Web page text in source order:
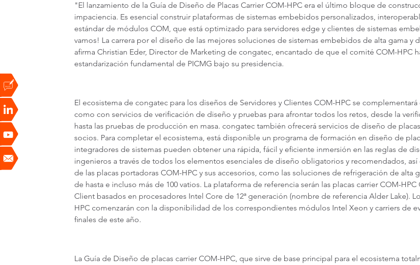
"El lanzamiento de la Guía de Diseño de Placas Carrier COM-HPC era el último bloque de
impaciencia. Es esencial construir plataformas de sistemas embebidos personalizados,
estándar de módulos COM, que está optimizado para servidores edge y clientes de sistemas
vamos! La carrera por el diseño de las mejores soluciones de sistemas embebidos de alta gama
afirma Christian Eder, Director de Marketing de congatec, encantado de que el comité COM-HPC
estandarización fundamental de PICMG bajo su presidencia.
El ecosistema de congatec para los diseños de Servidores y Clientes COM-HPC se
como con servicios de verificación de diseño y pruebas para afrontar todos los retos, desde la
hasta las pruebas de producción en masa. congatec también ofrecerá servicios de diseño de
socios. Para completar el ecosistema, está disponible un programa de formación en diseño de
integradores de sistemas pueden obtener una rápida, fácil y eficiente inmersión en las reglas de
ingenieros a través de todos los elementos esenciales de diseño obligatorios y recomendados,
de las placas portadoras COM-HPC y sus accesorios, como las soluciones de refrigeración de alta
de hasta e incluso más de 100 vatios. La plataforma de referencia serán las placas carrier COM-
Client basados en procesadores Intel Core de 12ª generación (nombre de referencia Alder Lake).
HPC comenzarán con la disponibilidad de los correspondientes módulos Intel Xeon y carriers de
finales de este año.
La Guía de Diseño de placas carrier COM-HPC, que sirve de base principal para el ecosistema